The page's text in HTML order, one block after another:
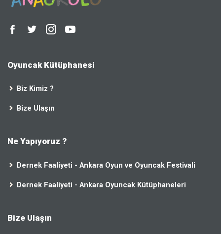
Oyuncak Kütüphanesi
Biz Kimiz ?
Bize Ulaşın
Ne Yapıyoruz ?
Dernek Faaliyeti - Ankara Oyun ve Oyuncak Festivali
Dernek Faaliyeti - Ankara Oyuncak Kütüphaneleri
Bize Ulaşın